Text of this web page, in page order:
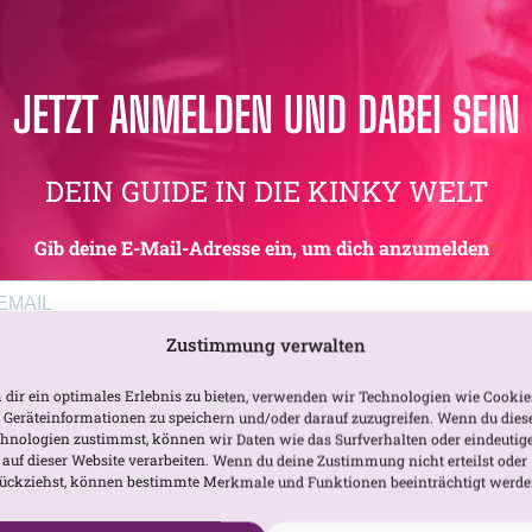
Zustimmung verwalten
dir ein optimales Erlebnis zu bieten, verwenden wir Technologien wie
zu speichern und/oder darauf zuzugreifen. Wenn du
zustimmst, können wir Daten wie das Surfverhalten oder
auf dieser Website verarbeiten. Wenn du deine Zustimmung nicht erteilst oder
können bestimmte Merkmale und Funktionen beeinträchtigt
JETZT ANMELDEN UND DABEI SEIN
DEIN GUIDE IN DIE KINKY WELT
Gib deine E-Mail-Adresse ein, um dich anzumelden
Datenschutzerklärung.
Du kannst den Newsletter jederzeit über den Link in unserem Newsletter
abbestellen.